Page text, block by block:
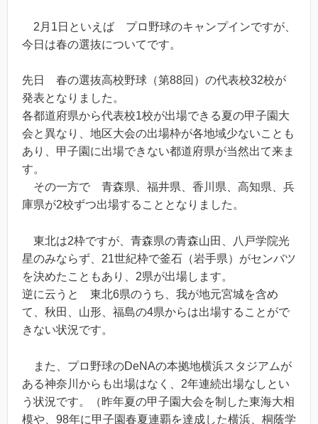
2月1日といえば プロ野球のキャンプインですが、
今日は春の選抜についてです。
先日 春の選抜高校野球（第88回）の代表校32校が
発表となりました。
各都道府県から代表校1校が出場できる夏の甲子園大
会と異なり、地区大会の出場枠が各地域少ないことも
あり、甲子園に出場できない都道府県が当然出て来ま
す。
その一方で 青森県、福井県、香川県、高知県、兵
庫県が2校ずつ出場することとなりました。
東北は2枠ですが、青森県の青森山田、八戸学院光
星のみならず、21世紀枠で釜石（岩手県）がセンバツ
を決めたこともあり、2県が出場します。
逆に云うと 東北6県のうち、我が地元宮城を含め
て、秋田、山形、福島の4県からは出場することがで
きない状況です。
また、プロ野球のDeNAの本拠地横浜スタジアムが
ある神奈川からも出場はなく、2年連続出場なしとい
う状況です。（昨年夏の甲子園大会を制した東海大相
模や、98年に甲子園春夏連覇を達成した横浜、桐蔭学